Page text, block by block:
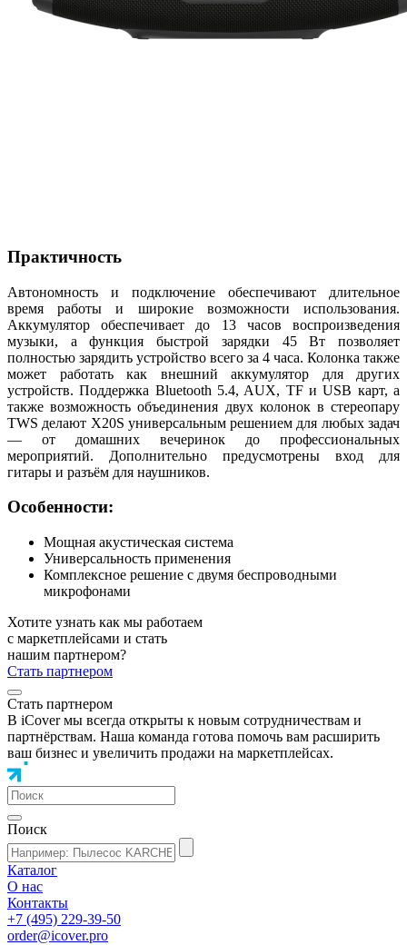
Практичность
Автономность и подключение обеспечивают длительное
время работы и широкие возможности использования.
Аккумулятор обеспечивает до 13 часов воспроизведения
музыки, а функция быстрой зарядки 45 Вт позволяет
полностью зарядить устройство всего за 4 часа. Колонка также
может работать как внешний аккумулятор для других
устройств. Поддержка Bluetooth 5.4, AUX, TF и USB карт, а
также возможность объединения двух колонок в стереопару
TWS делают X20S универсальным решением для любых задач
— от домашних вечеринок до профессиональных
мероприятий. Дополнительно предусмотрены вход для
гитары и разъём для наушников.
Особенности:
Мощная акустическая система
Универсальность применения
Комплексное решение с двумя беспроводными
микрофонами
Хотите узнать как мы работаем
с маркетплейсами и стать
нашим партнером?
Стать партнером
Стать партнером
В iCover мы всегда открыты к новым сотрудничествам и
партнёрствам. Наша команда готова помочь вам расширить
ваш бизнес и увеличить продажи на маркетплейсах.
Поиск
Каталог
О нас
Контакты
+7 (495) 229-39-50
order@icover.pro